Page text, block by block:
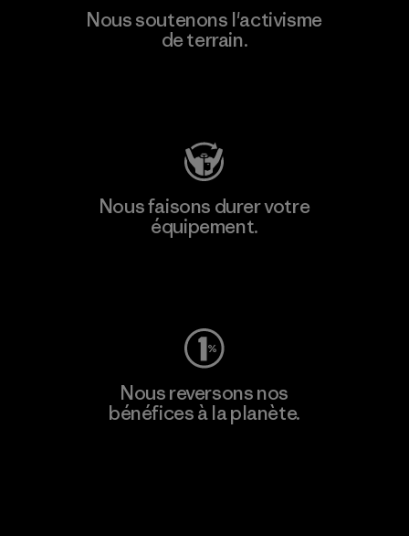
Nous soutenons l'activisme
de terrain.
Nous faisons durer votre
équipement.
Nous reversons nos
bénéfices à la planète.